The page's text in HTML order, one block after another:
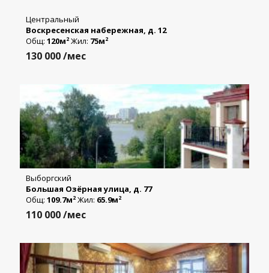
Центральный
Воскресенская набережная, д. 12
Общ: 120м2 Жил: 75м2
130 000/мес
Выборгский
Большая Озёрная улица, д. 77
Общ: 109.7м2 Жил: 65.9м2
110 000/мес